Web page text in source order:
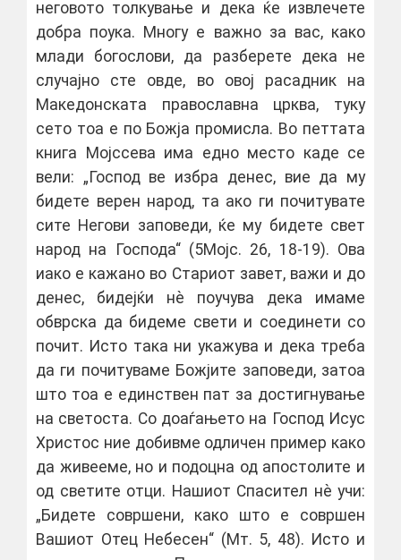
неговото толкување и дека ќе извлечете
добра поука. Многу е важно за вас, како
млади богослови, да разберете дека не
случајно сте овде, во овој расадник на
Македонската православна црква, туку
сето тоа е по Божја промисла. Во петтата
книга Мојссева има едно место каде се
вели: „Господ ве избра денес, вие да му
бидете верен народ, та ако ги почитувате
сите Негови заповеди, ќе му бидете свет
народ на Господа“ (5Мојс. 26, 18-19). Ова
иако е кажано во Стариот завет, важи и до
денес, бидејќи нѐ поучува дека имаме
обврска да бидеме свети и соединети со
почит. Исто така ни укажува и дека треба
да ги почитуваме Божјите заповеди, затоа
што тоа е единствен пат за достигнување
на светоста. Со доаѓањето на Господ Исус
Христос ние добивме одличен пример како
да живееме, но и подоцна од апостолите и
од светите отци. Нашиот Спасител нѐ учи:
„Бидете совршени, како што е совршен
Вашиот Отец Небесен“ (Мт. 5, 48). Исто и